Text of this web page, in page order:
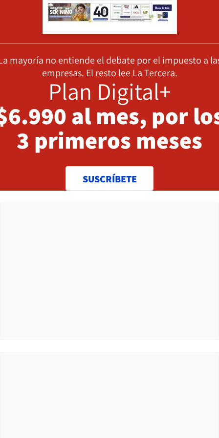
mayoría no entiende el debate por el impuesto a
empresas. El resto lee La Tercera.
Plan Digital+
al mes, por
3 primeros meses
SUSCRÍBETE